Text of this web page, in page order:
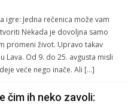
igre: Jedna rečenica može vam
Nekada je dovoljna samo
promeni život. Upravo takav
Lava. Od 9. do 25. avgusta misli
veće nego inače. Ali […]
čim ih neko zavoli: